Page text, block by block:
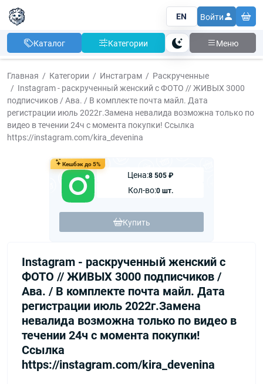
EN Войти
Каталог Категории Тема Меню
Главная Категории Инстаграм
Раскрученные
Instagram - раскрученный женский с ФОТО // ЖИВЫХ 3000
подписчиков / Ава. / В комплекте почта майл. Дата
регистрации июль 2022г.Замена невалида возможна только по
видео в течении 24ч с момента покупки! Ccылка
https://instagram.com/kira_devenina
Кешбэк до 5%
Цена:8 505 ₽
Кол-во:0 шт.
Купить
Instagram - раскрученный женский с
ФОТО // ЖИВЫХ 3000 подписчиков /
Ава. / В комплекте почта майл. Дата
регистрации июль 2022г.Замена
невалида возможна только по видео в
течении 24ч с момента покупки!
Ccылка
https://instagram.com/kira_devenina